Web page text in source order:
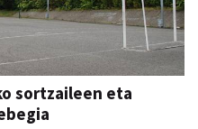
sortzaileen eta